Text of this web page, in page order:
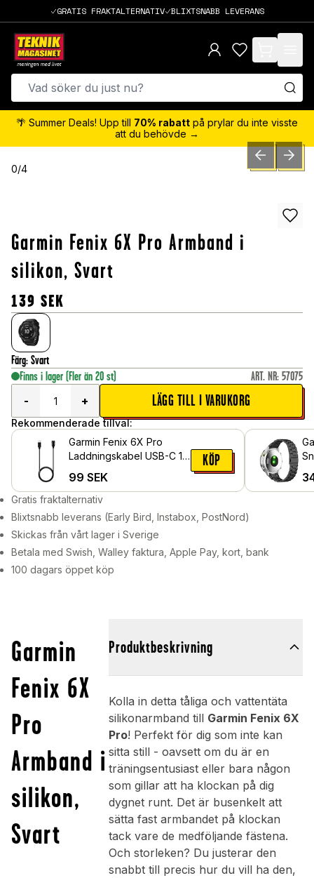
GRATIS FRAKTALTERNATIV BLIXTSNABB LEVERANS
items in cart,
🌴 Summer Deals! Upp till 70% rabatt på prylar du inte visste
att du behövde →
0/4 PREVIOUSNEXT
Garmin Fenix 6X Pro Armband i
silikon, Svart
139 SEK
Färg: Svart
Finns i lager (Fler än 20 st) ART. NR: 57075
-
+ LÄGG TILL I VARUKORG
Rekommenderade tillval:
Garmin Fenix 6X Pro
Laddningskabel USB-C 1m
99 SEK
KÖP
Gratis fraktalternativ
Blixtsnabb leverans (Early Bird, Instabox, PostNord)
Skickas från vårt lager i Sverige
Betala med Swish, Walley faktura, Apple Pay, kort, bank
100 dagars öppet köp
Garmin
Fenix 6X
Pro
Armband i
silikon,
Svart
Produktbeskrivning
Kolla in detta tåliga och vattentäta
silikonarmband till Garmin Fenix 6X
Pro! Perfekt för dig som inte kan
sitta still - oavsett om du är en
träningsentusiast eller bara någon
som gillar att ha klockan på dig
dygnet runt. Det är busenkelt att
sätta fast armbandet på klockan
tack vare de medföljande fästena.
Och storleken? Du justerar den
snabbt till precis hur du vill ha den,